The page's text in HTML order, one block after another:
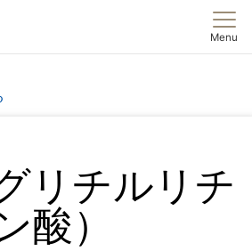
Menu
リチルリチ
酸）